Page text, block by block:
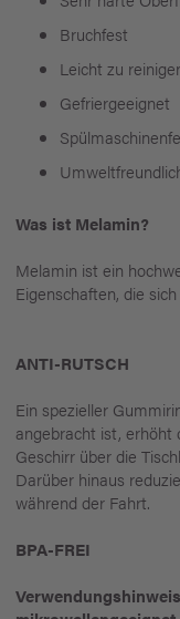
Bruchfest
Leicht zu
Gefriergeeignet
Was ist Melamin?
Melamin ist ein
Eigenschaften, die
ANTI-RUTSCH
Ein spezieller
angebracht ist, erhöht
Geschirr über die
Darüber hinaus
während der Fahrt.
BPA-FREI